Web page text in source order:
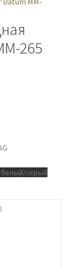
265
белый/серый